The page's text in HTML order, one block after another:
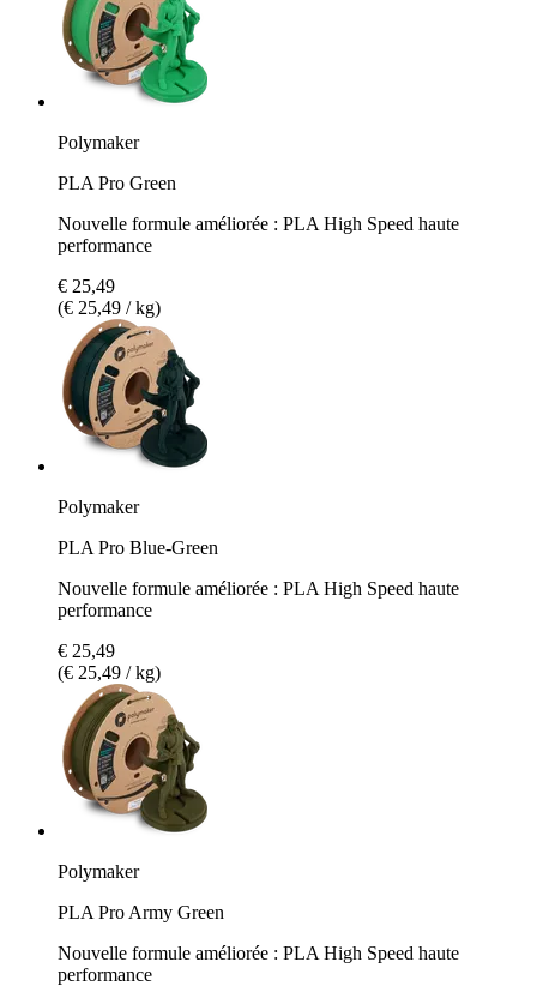
Polymaker
PLA Pro Green
Nouvelle formule améliorée : PLA High Speed haute
performance
€ 25,49
(€ 25,49 / kg)
Polymaker
PLA Pro Blue-Green
Nouvelle formule améliorée : PLA High Speed haute
performance
€ 25,49
(€ 25,49 / kg)
Polymaker
PLA Pro Army Green
Nouvelle formule améliorée : PLA High Speed haute
performance